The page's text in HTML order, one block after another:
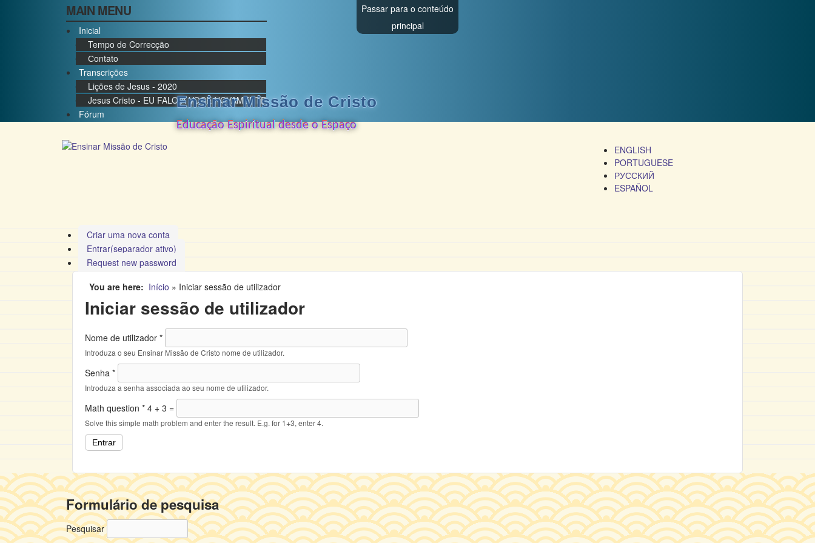
Passar para o conteúdo
principal
MAIN MENU
Inicial
Tempo de Correcção
Сontato
Transcrições
Lições de Jesus - 2020
Jesus Cristo - EU FALO A VOCÊ NOVAMENTE
Fórum
Ensinar Missão de Cristo
Educação Espiritual desde o Espaço
ENGLISH
PORTUGUESE
РУССКИЙ
ESPAÑOL
Criar uma nova conta
Entrar(separador ativo)
Request new password
You are here
Início » Iniciar sessão de utilizador
Iniciar sessão de utilizador
Nome de utilizador *
Introduza o seu Ensinar Missão de Cristo nome de utilizador.
Senha *
Introduza a senha associada ao seu nome de utilizador.
Math question * 4 + 3 =
Solve this simple math problem and enter the result. E.g. for 1+3, enter 4.
Formulário de pesquisa
Pesquisar